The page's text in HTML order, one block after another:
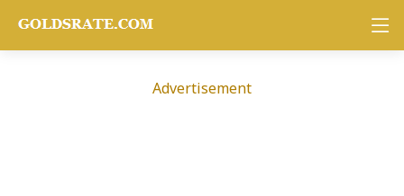
Advertisement